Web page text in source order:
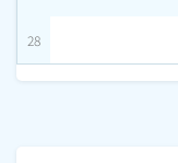
28